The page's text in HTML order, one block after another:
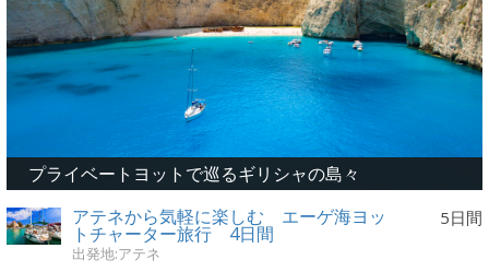
プライベートヨットで巡るギリシャの島々
アテネから気軽に楽しむ エーゲ海ヨッ
トチャーター旅行 4日間
出発地:アテネ
5日間